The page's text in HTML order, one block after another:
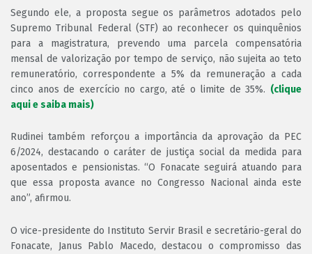
Segundo ele, a proposta segue os parâmetros adotados pelo
Supremo Tribunal Federal (STF) ao reconhecer os quinquênios
para a magistratura, prevendo uma parcela compensatória
mensal de valorização por tempo de serviço, não sujeita ao teto
remuneratório, correspondente a 5% da remuneração a cada
cinco anos de exercício no cargo, até o limite de 35%. (clique
aqui e saiba mais)
Rudinei também reforçou a importância da aprovação da PEC
6/2024, destacando o caráter de justiça social da medida para
aposentados e pensionistas. “O Fonacate seguirá atuando para
que essa proposta avance no Congresso Nacional ainda este
ano”, afirmou.
O vice-presidente do Instituto Servir Brasil e secretário-geral do
Fonacate, Janus Pablo Macedo, destacou o compromisso das